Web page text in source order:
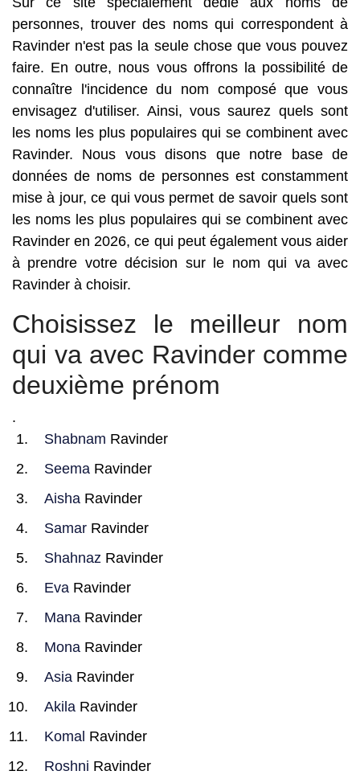
personnes, trouver des noms qui correspondent à
Ravinder n'est pas la seule chose que vous pouvez
faire. En outre, nous vous offrons la possibilité de
connaître l'incidence du nom composé que vous
envisagez d'utiliser. Ainsi, vous saurez quels sont
les noms les plus populaires qui se combinent avec
Ravinder. Nous vous disons que notre base de
données de noms de personnes est constamment
mise à jour, ce qui vous permet de savoir quels sont
les noms les plus populaires qui se combinent avec
Ravinder en 2026, ce qui peut également vous aider
à prendre votre décision sur le nom qui va avec
Ravinder à choisir.
Choisissez le meilleur nom
qui va avec Ravinder comme
deuxième prénom
.
Shabnam Ravinder
Seema Ravinder
Aisha Ravinder
Samar Ravinder
Shahnaz Ravinder
Eva Ravinder
Mana Ravinder
Mona Ravinder
Asia Ravinder
Akila Ravinder
Komal Ravinder
Roshni Ravinder